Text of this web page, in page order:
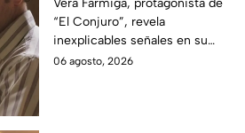
señales en su cuerpo
durante la grabación de
la película
“El Conjuro”, revela
inexplicables señales en su
cuerpo durante el rodaje de la
06 agosto, 2026